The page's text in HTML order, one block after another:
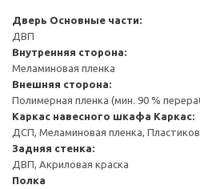
Дверь Основные части:
ДВП
Внутренняя сторона:
Меламиновая пленка
Внешняя сторона:
Полимерная пленка (мин. 90 %
Каркас навесного шкафа Каркас:
ДСП, Меламиновая пленка,
Задняя стенка:
ДВП, Акриловая краска
Полка